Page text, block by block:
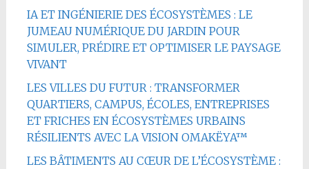
IA ET INGÉNIERIE DES ÉCOSYSTÈMES : LE
JUMEAU NUMÉRIQUE DU JARDIN POUR
SIMULER, PRÉDIRE ET OPTIMISER LE PAYSAGE
VIVANT
LES VILLES DU FUTUR : TRANSFORMER
QUARTIERS, CAMPUS, ÉCOLES, ENTREPRISES
ET FRICHES EN ÉCOSYSTÈMES URBAINS
RÉSILIENTS AVEC LA VISION OMAKËYA™
LES BÂTIMENTS AU CŒUR DE L’ÉCOSYSTÈME :